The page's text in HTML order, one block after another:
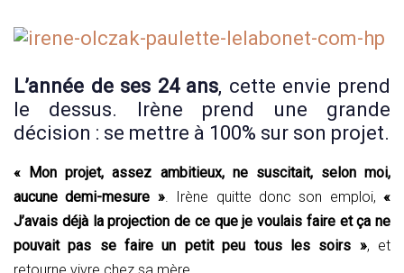
L’année de ses 24 ans, cette envie prend
le dessus. Irène prend une grande
décision : se mettre à 100% sur son projet.
« Mon projet, assez ambitieux, ne suscitait, selon moi,
aucune demi-mesure ». Irène quitte donc son emploi, «
J’avais déjà la projection de ce que je voulais faire et ça ne
pouvait pas se faire un petit peu tous les soirs », et